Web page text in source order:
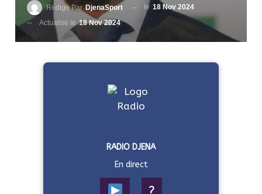
Rédigé ParDjenaSport le 18 Nov 2024
Actualisé le18 Nov 2024
RADIO DJENA
En direct